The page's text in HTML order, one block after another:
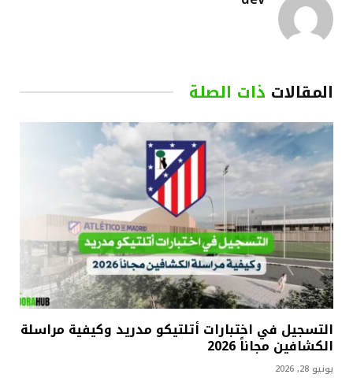
المقالات ذات الصلة
التسجيل في اختبارات أتلتيكو مدريد وكيفية مراسلة
الكشافين مجاناً 2026
يونيو 28, 2026